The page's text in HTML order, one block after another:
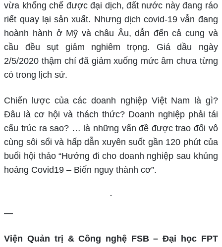
vừa khống chế được đại dịch, đất nước này đang ráo
riết quay lại sản xuất. Nhưng dịch covid-19 vẫn đang
hoành hành ở Mỹ và châu Âu, dẫn đến cả cung và
cầu đều sụt giảm nghiêm trọng. Giá dầu ngày
2/5/2020 thậm chí đã giảm xuống mức âm chưa từng
có trong lịch sử.
Chiến lược của các doanh nghiệp Việt Nam là gì?
Đâu là cơ hội và thách thức? Doanh nghiệp phải tái
cấu trúc ra sao? … là những vấn đề được trao đổi vô
cùng sôi sổi và hấp dẫn xuyên suốt gần 120 phút của
buổi hội thảo “Hướng đi cho doanh nghiệp sau khủng
hoảng Covid19 – Biến nguy thành cơ”.
—
Viện Quản trị & Công nghệ FSB – Đại học FPT